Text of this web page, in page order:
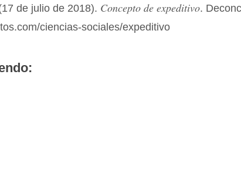
de julio de 2018). Concepto de expeditivo.
ciencias-sociales/expeditivo